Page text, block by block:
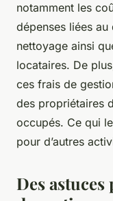
notamment les
dépenses liées au
nettoyage ainsi
locataires. De
ces frais de
des propriétaires
occupés. Ce qui
pour d’autres
Des